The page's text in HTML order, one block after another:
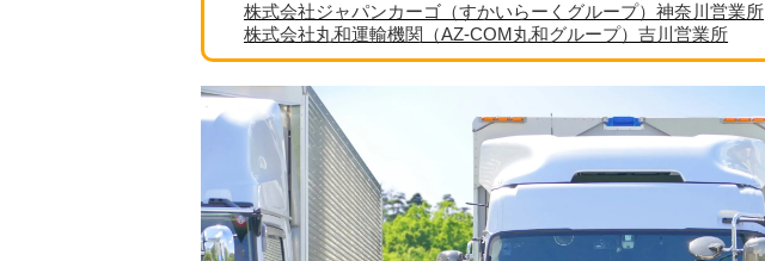
株式会社ジャパンカーゴ（すかいらーくグループ）神奈川営業所
株式会社丸和運輸機関（AZ-COM丸和グループ）吉川営業所